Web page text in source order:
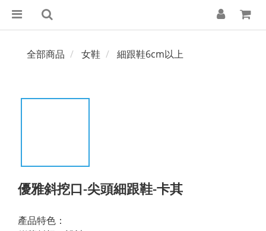
全部商品 女鞋 細跟鞋6cm以上
優雅斜挖口-尖頭細跟鞋-卡其
產品特色：